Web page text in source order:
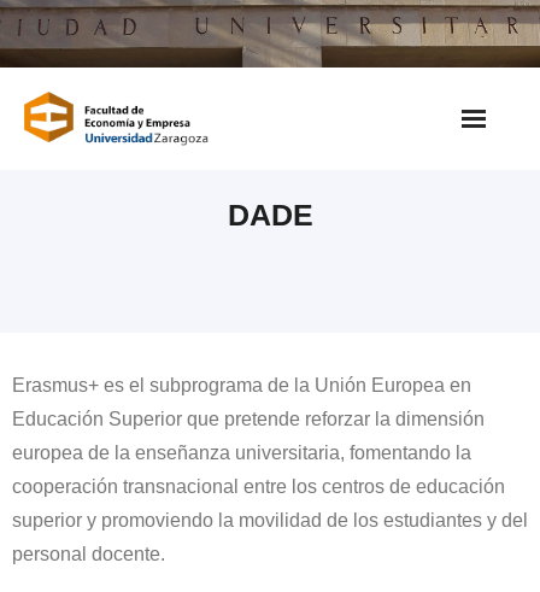
Saltar
al
DADE
Erasmus+ es el subprograma de la Unión Europea en
Educación Superior que pretende reforzar la dimensión
europea de la enseñanza universitaria, fomentando la
cooperación transnacional entre los centros de educación
superior y promoviendo la movilidad de los estudiantes y del
personal docente.